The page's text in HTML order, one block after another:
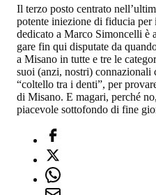
Il terzo posto centrato
potente iniezione di fiducia
dedicato a Marco Simoncelli è
gare fin qui disputate da
a Misano in tutte e tre le
suoi (anzi, nostri) connazionali
“coltello tra i denti”, per
di Misano. E magari, perché
piacevole sottofondo di fine